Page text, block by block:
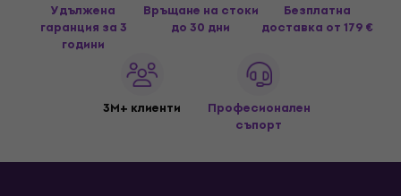
Удължена
гаранция за 3
години
Връщане на стоки
до 30 дни
Безплатна
доставка от 179 €
3M+ клиенти
Професионален
съпорт